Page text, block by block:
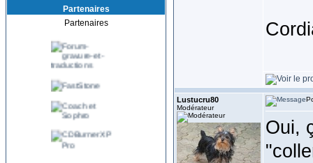
Partenaires
Partenaires
Lustucru80
Modérateur
Oui,